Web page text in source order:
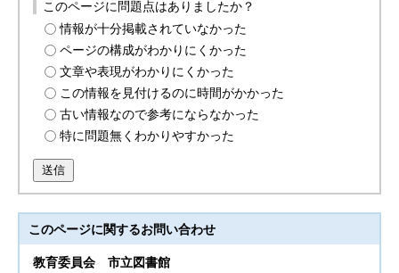
このページに問題点はありましたか？
情報が十分掲載されていなかった
ページの構成がわかりにくかった
文章や表現がわかりにくかった
この情報を見付けるのに時間がかかった
古い情報なので参考にならなかった
特に問題無くわかりやすかった
送信
このページに関するお問い合わせ
教育委員会市立図書館